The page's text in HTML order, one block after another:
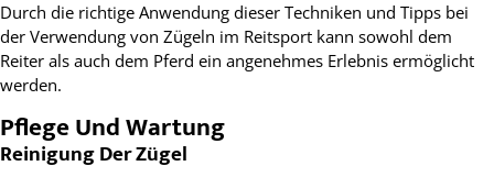
Durch die richtige Anwendung dieser Techniken und Tipps bei
der Verwendung von Zügeln im Reitsport kann sowohl dem
Reiter als auch dem Pferd ein angenehmes Erlebnis ermöglicht
werden.
Pflege Und Wartung
Reinigung Der Zügel